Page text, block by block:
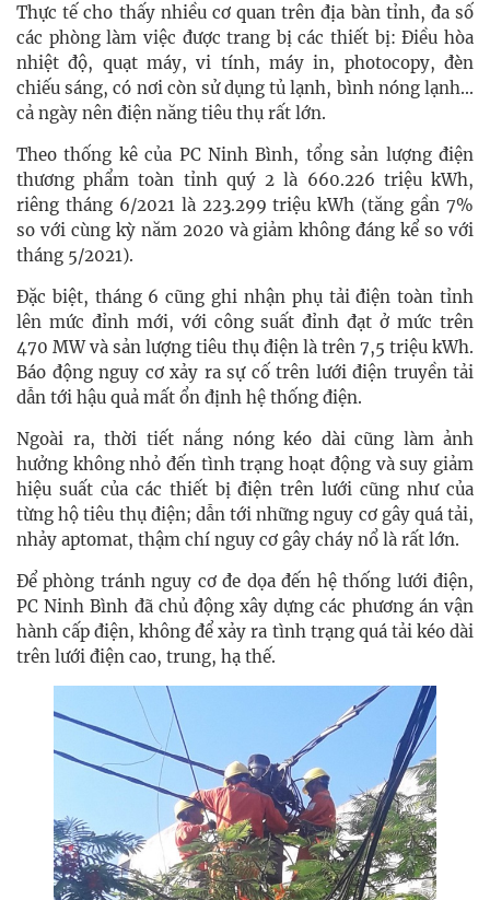
Thực tế cho thấy nhiều cơ quan trên địa bàn tỉnh, đa số
các phòng làm việc được trang bị các thiết bị: Điều hòa
nhiệt độ, quạt máy, vi tính, máy in, photocopy, đèn
chiếu sáng, có nơi còn sử dụng tủ lạnh, bình nóng lạnh...
cả ngày nên điện năng tiêu thụ rất lớn.
Theo thống kê của PC Ninh Bình, tổng sản lượng điện
thương phẩm toàn tỉnh quý 2 là 660.226 triệu kWh,
riêng tháng 6/2021 là 223.299 triệu kWh (tăng gần 7%
so với cùng kỳ năm 2020 và giảm không đáng kể so với
tháng 5/2021).
Đặc biệt, tháng 6 cũng ghi nhận phụ tải điện toàn tỉnh
lên mức đỉnh mới, với công suất đỉnh đạt ở mức trên
470 MW và sản lượng tiêu thụ điện là trên 7,5 triệu kWh.
Báo động nguy cơ xảy ra sự cố trên lưới điện truyền tải
dẫn tới hậu quả mất ổn định hệ thống điện.
Ngoài ra, thời tiết nắng nóng kéo dài cũng làm ảnh
hưởng không nhỏ đến tình trạng hoạt động và suy giảm
hiệu suất của các thiết bị điện trên lưới cũng như của
từng hộ tiêu thụ điện; dẫn tới những nguy cơ gây quá tải,
nhảy aptomat, thậm chí nguy cơ gây cháy nổ là rất lớn.
Để phòng tránh nguy cơ đe dọa đến hệ thống lưới điện,
PC Ninh Bình đã chủ động xây dựng các phương án vận
hành cấp điện, không để xảy ra tình trạng quá tải kéo dài
trên lưới điện cao, trung, hạ thế.